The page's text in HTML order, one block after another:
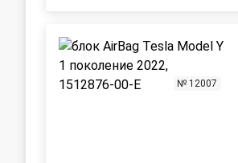
№ 12007